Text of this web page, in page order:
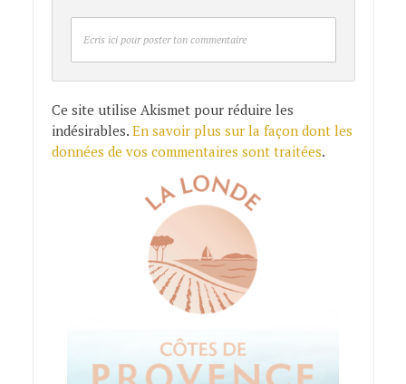
Ecris ici pour poster ton commentaire
Ce site utilise Akismet pour réduire les
indésirables. En savoir plus sur la façon dont les
données de vos commentaires sont traitées.